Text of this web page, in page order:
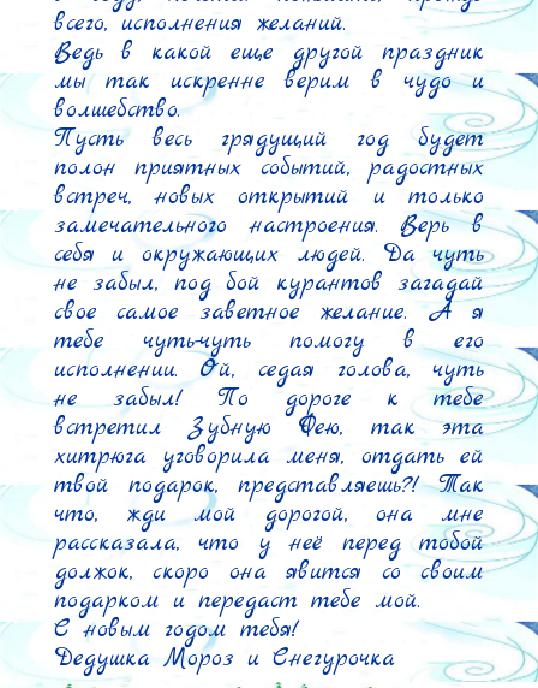
всего, исполнения желаний.
Ведь в какой еще другой праздник
мы так искренне верим в чудо и
волшебство.
Пусть весь грядущий год будет
полон приятных событий, радостных
встреч, новых открытий и только
замечательного настроения. Верь в
себя и окружающих людей. Да чуть
не забыл, под бой курантов загадай
свое самое заветное желание. А я
тебе чуть-чуть помогу в его
исполнении. Ой, седая голова, чуть
не забыл! По дороге к тебе
встретил Зубную Фею, так эта
хитрюга уговорила меня, отдать ей
твой подарок, представляешь?! Так
что, жди мой дорогой, она мне
рассказала, что у неё перед тобой
должок, скоро она явится со своим
подарком и передаст тебе мой.
С новым годом тебя!
Дедушка Мороз и Снегурочка